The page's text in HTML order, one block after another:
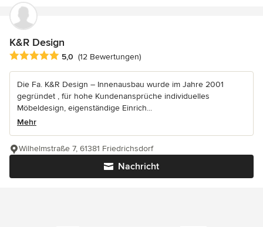
K&R Design
Durchschnittliche Bewertung: 5 von 5 Sternen
5,0 (12 Bewertungen)
Die Fa. K&R Design – Innenausbau wurde im Jahre 2001
gegründet , für hohe Kundenansprüche individuelles
Möbeldesign, eigenständige Einrich...
Mehr
Nachricht
Wilhelmstraße 7, 61381 Friedrichsdorf